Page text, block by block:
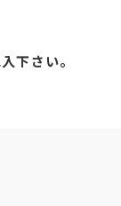
下さい。